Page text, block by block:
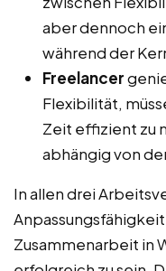
aber dennoch
während der
Freelancer
Flexibilität,
Zeit effizient zu
abhängig von
In allen drei
Zusammenarbeit in